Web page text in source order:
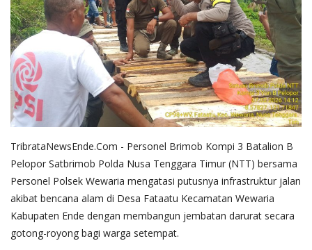
TribrataNewsEnde.Com - Personel Brimob Kompi 3 Batalion B
Pelopor Satbrimob Polda Nusa Tenggara Timur (NTT) bersama
Personel Polsek Wewaria mengatasi putusnya infrastruktur jalan
akibat bencana alam di Desa Fataatu Kecamatan Wewaria
Kabupaten Ende dengan membangun jembatan darurat secara
gotong-royong bagi warga setempat.